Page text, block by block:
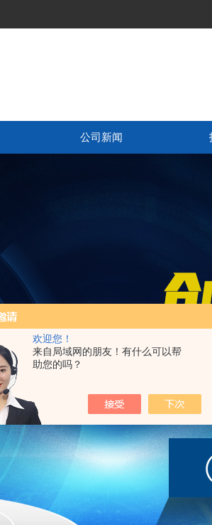
欢迎您！
来自局域网的朋友！有什么可以帮
助您的吗？
公司新闻